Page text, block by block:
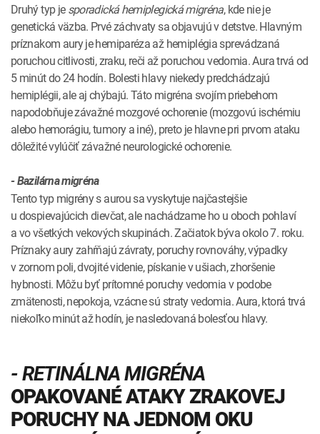
Druhý typ jesporadická hemiplegická migréna, kde nie je
genetická väzba. Prvé záchvaty sa objavujú v detstve. Hlavným
príznakom aury je hemiparéza až hemiplégia sprevádzaná
poruchou citlivosti, zraku, reči až poruchou vedomia. Aura trvá od
5 minút do 24 hodín. Bolesti hlavy niekedy predchádzajú
hemiplégii, ale aj chýbajú. Táto migréna svojím priebehom
napodobňuje závažné mozgové ochorenie (mozgovú ischémiu
alebo hemorágiu, tumory a iné), preto je hlavne pri prvom ataku
dôležité vylúčiť závažné neurologické ochorenie.
- Bazilárna migréna
Tento typ migrény s aurou sa vyskytuje najčastejšie
u dospievajúcich dievčat, ale nachádzame ho u oboch pohlaví
a vo všetkých vekových skupinách. Začiatok býva okolo 7. roku.
Príznaky aury zahŕňajú závraty, poruchy rovnováhy, výpadky
v zornom poli, dvojité videnie, pískanie v ušiach, zhoršenie
hybnosti. Môžu byť prítomné poruchy vedomia v podobe
zmätenosti, nepokoja, vzácne sú straty vedomia. Aura, ktorá trvá
niekoľko minút až hodín, je nasledovaná bolesťou hlavy.
- RETINÁLNA MIGRÉNA
OPAKOVANÉ ATAKY ZRAKOVEJ
PORUCHY NA JEDNOM OKU